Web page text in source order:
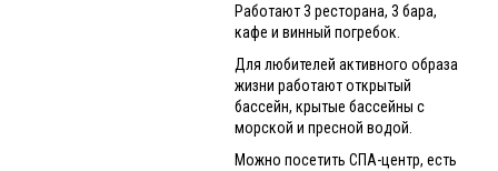
Работают 3 ресторана, 3 бара,
кафе и винный погребок.
Для любителей активного образа
жизни работают открытый
бассейн, крытые бассейны с
морской и пресной водой.
Можно посетить СПА-центр, есть